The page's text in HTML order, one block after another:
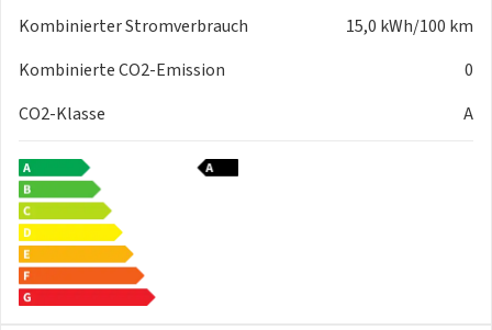
Kombinierter Stromverbrauch
15,0 kWh/100 km
Kombinierte CO2-Emission
0
CO2-Klasse
A